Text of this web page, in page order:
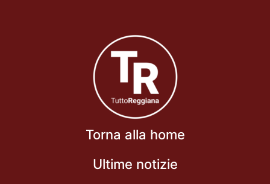
Torna alla home
Ultime notizie